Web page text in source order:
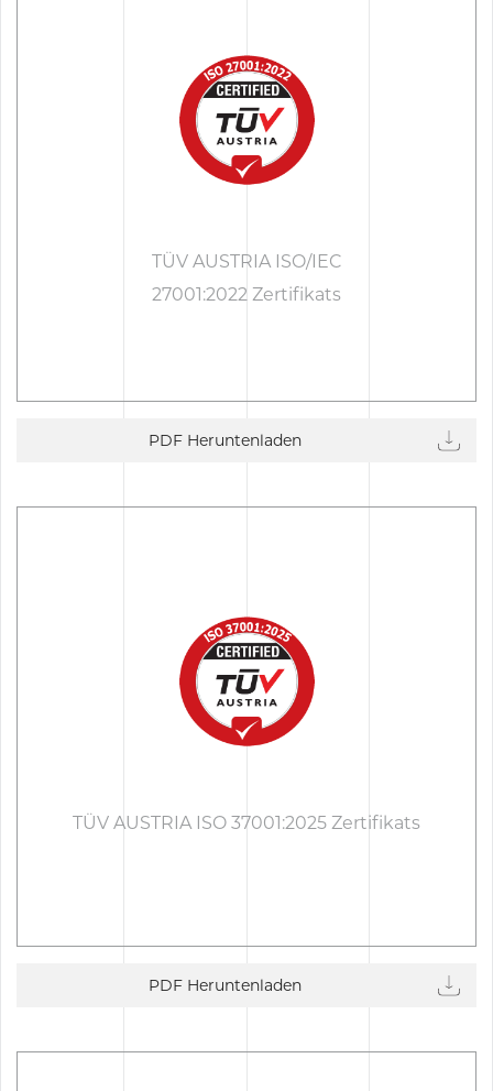
TÜV AUSTRIA ISO/IEC
27001:2022 Zertifikats
PDF Heruntenladen
TÜV AUSTRIA ISO 37001:2025 Zertifikats
PDF Heruntenladen